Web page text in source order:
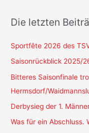
Die letzten
Sportfête 2026 des
Saisonrückblick 2025/
Bitteres Saisonfinale
Hermsdorf/
Derbysieg der 1.
Was für ein Abschluss.